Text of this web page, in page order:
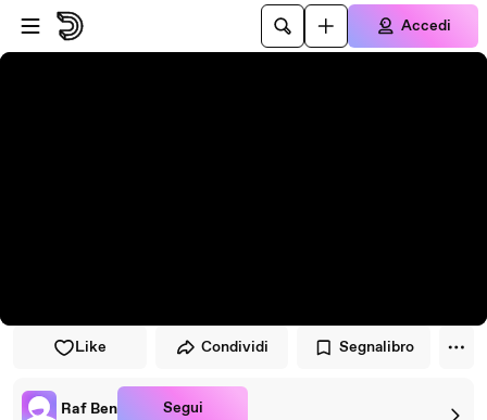
Vai al lettore
Passa al contenuto principale
Accedi
Like Condividi Segnalibro
Raf Ben Segui